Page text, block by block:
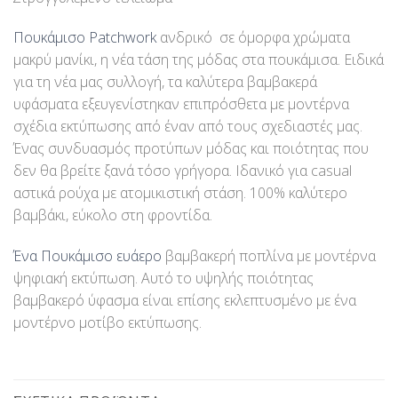
Πουκάμισο Patchworkανδρικό σε όμορφα χρώματα
μακρύ μανίκι, η νέα τάση της μόδας στα πουκάμισα. Ειδικά
για τη νέα μας συλλογή, τα καλύτερα βαμβακερά
υφάσματα εξευγενίστηκαν επιπρόσθετα με μοντέρνα
σχέδια εκτύπωσης από έναν από τους σχεδιαστές μας.
Ένας συνδυασμός προτύπων μόδας και ποιότητας που
δεν θα βρείτε ξανά τόσο γρήγορα. Ιδανικό για casual
αστικά ρούχα με ατομικιστική στάση. 100% καλύτερο
βαμβάκι, εύκολο στη φροντίδα.
Ένα Πουκάμισο ευάερο βαμβακερή ποπλίνα με μοντέρνα
ψηφιακή εκτύπωση. Αυτό το υψηλής ποιότητας
βαμβακερό ύφασμα είναι επίσης εκλεπτυσμένο με ένα
μοντέρνο μοτίβο εκτύπωσης.